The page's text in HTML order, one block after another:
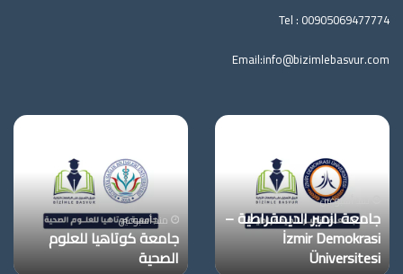
Tel : 00905069477774
Email:info@bizimlebasvur.com
جامعة
الديمقراطية
–
İzmir
Demokrasi
Üniversitesi
منذ أسبوعين
جامعة ازمير الديمقراطية –
İzmir Demokrasi
Üniversitesi
جامعة
الصحية
منذ أسبوعين
جامعة كوتاهيا للعلوم
الصحية